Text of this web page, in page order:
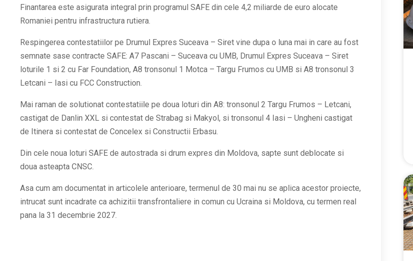
Finantarea este asigurata integral prin programul SAFE din cele 4,2 miliarde de euro alocate
Romaniei pentru infrastructura rutiera.
Respingerea contestatiilor pe Drumul Expres Suceava – Siret vine dupa o luna mai in care au fost
semnate sase contracte SAFE: A7 Pascani – Suceava cu UMB, Drumul Expres Suceava – Siret
loturile 1 si 2 cu Far Foundation, A8 tronsonul 1 Motca – Targu Frumos cu UMB si A8 tronsonul 3
Letcani – Iasi cu FCC Construction.
Mai raman de solutionat contestatiile pe doua loturi din A8: tronsonul 2 Targu Frumos – Letcani,
castigat de Danlin XXL si contestat de Strabag si Makyol, si tronsonul 4 Iasi – Ungheni castigat
de Itinera si contestat de Concelex si Constructii Erbasu.
Din cele noua loturi SAFE de autostrada si drum expres din Moldova, sapte sunt deblocate si
doua asteapta CNSC.
Asa cum am documentat in articolele anterioare, termenul de 30 mai nu se aplica acestor proiecte,
intrucat sunt incadrate ca achizitii transfrontaliere in comun cu Ucraina si Moldova, cu termen real
pana la 31 decembrie 2027.